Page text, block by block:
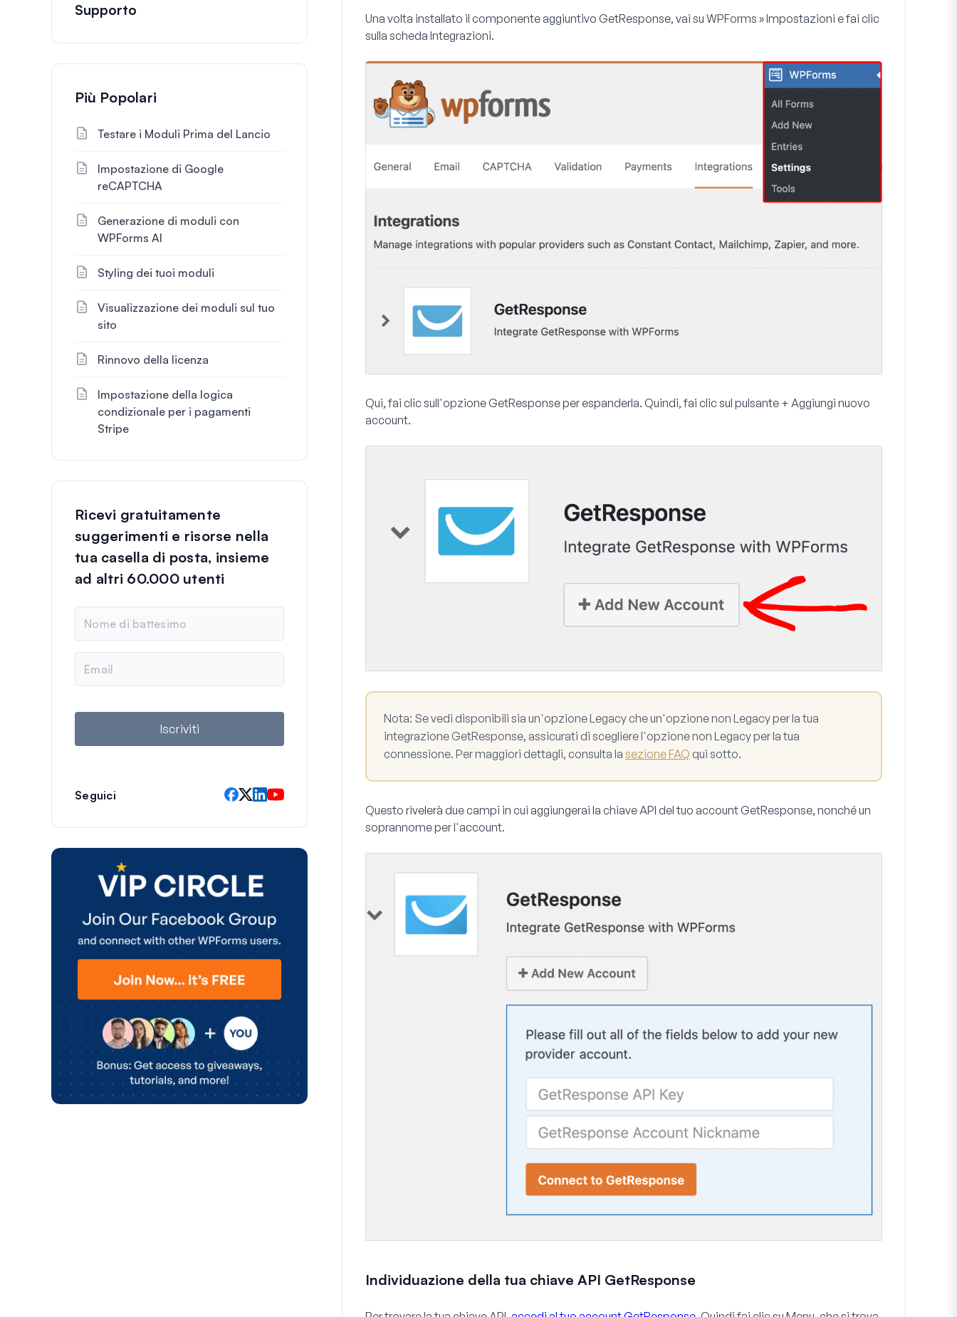
Una volta installato il componente aggiuntivo GetResponse, vai su WPForms » Impostazioni e fai clic
sulla scheda Integrazioni.
Qui, fai clic sull'opzioneGetResponseper espanderla. Quindi, fai clic sul pulsante + Aggiungi nuovo
account.
Nota: Se vedi disponibili sia un'opzione Legacy che un'opzione non Legacy per la tua
integrazione GetResponse, assicurati di scegliere l'opzione non Legacy per la tua
connessione. Per maggiori dettagli, consulta la sezione FAQ qui sotto.
Questo rivelerà due campi in cui aggiungerai la chiave API del tuo account GetResponse, nonché un
soprannome per l'account.
Individuazione della tua chiave API GetResponse
Supporto
Più Popolari
Testare i Moduli Prima del Lancio
Impostazione di Google
reCAPTCHA
Generazione di moduli con
WPForms AI
Styling dei tuoi moduli
Visualizzazione dei moduli sul tuo
sito
Rinnovo della licenza
Impostazione della logica
condizionale per i pagamenti
Stripe
Ricevi gratuitamente
suggerimenti e risorse nella
tua casella di posta, insieme
ad altri 60.000 utenti
m
e
a
l
Iscriviti
Seguici